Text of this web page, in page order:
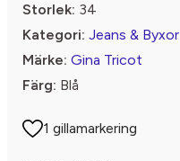
Storlek: 34
Kategori: Jeans & Byxor
Märke: Gina Tricot
Färg: Blå
1 gillamarkering